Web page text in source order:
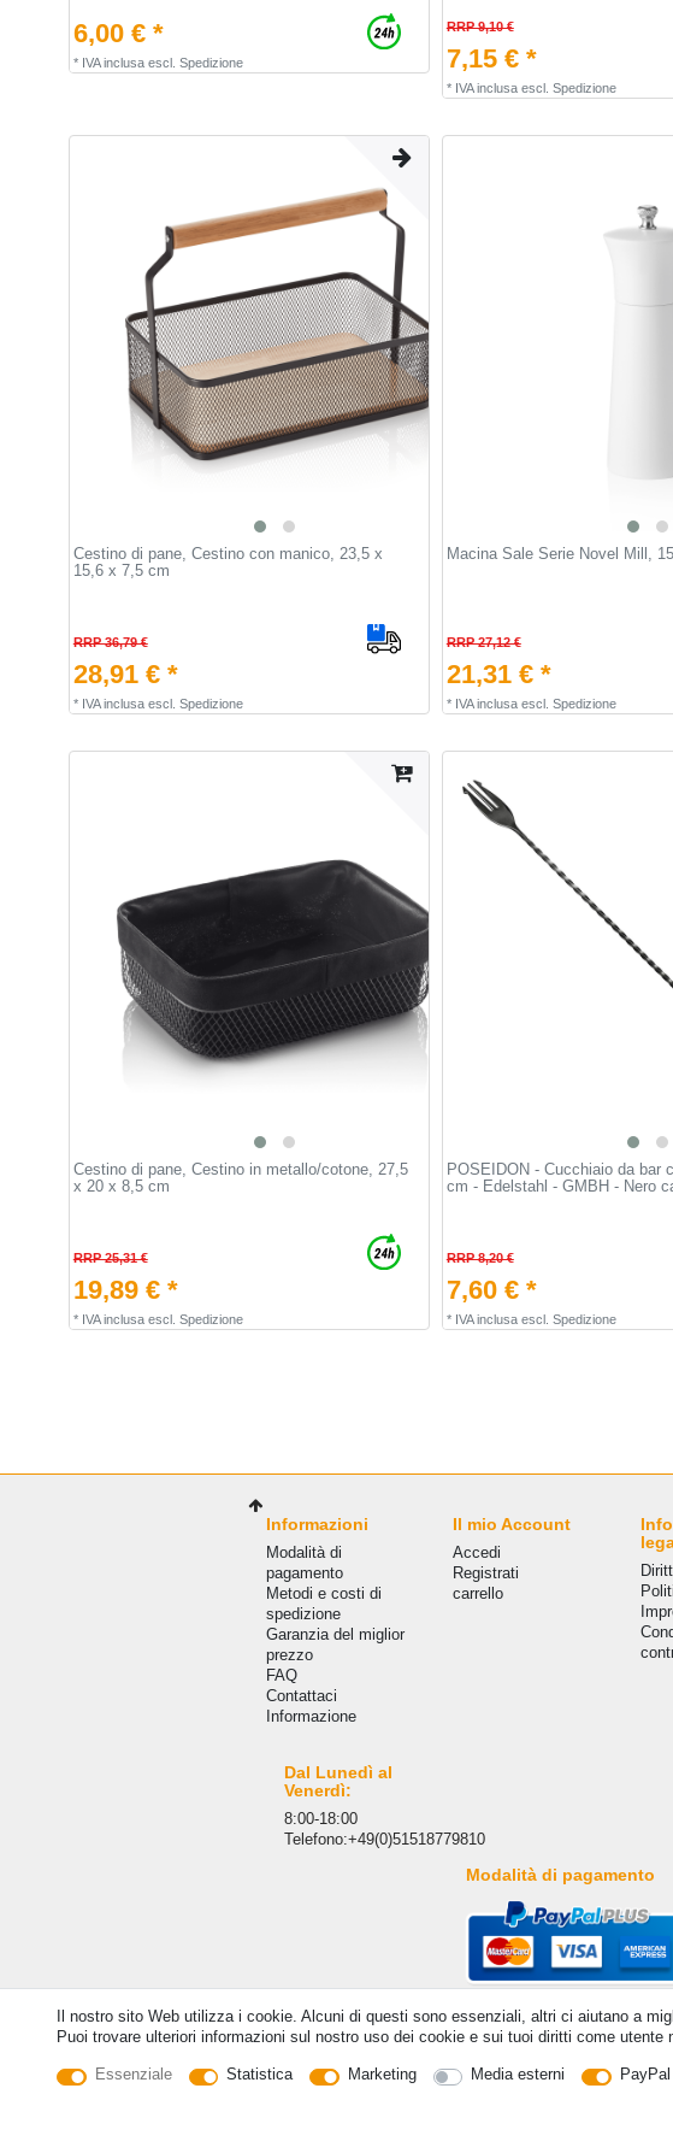
6,00 € *
* IVA inclusaescl. Spedizione
RRP 9,10 €
7,15 € *
* IVA inclusaescl. Spedizione
Cestino di pane, Cestino con manico, 23,5 x
15,6 x 7,5 cm
RRP 36,79 €
28,91 € *
* IVA inclusaescl. Spedizione
Macina Sale Serie Novel Mill,
RRP 27,12 €
21,31 € *
* IVA inclusaescl. Spedizione
Cestino di pane, Cestino in metallo/cotone, 27,5
x 20 x 8,5 cm
RRP 25,31 €
19,89 € *
* IVA inclusaescl. Spedizione
POSEIDON - Cucchiaio da bar
cm - Edelstahl - GMBH - Nero
RRP 8,20 €
7,60 € *
* IVA inclusaescl. Spedizione
Il nostro sito Web utilizza i cookie. Alcuni di questi sono essenziali, altri ci aiutano a
Puoi trovare ulteriori informazioni sul nostro uso dei cookie e sui tuoi diritti come utente
Essenziale Statistica Marketing Media esterni PayPal
Informazioni
Modalità di
pagamento
Metodi e costi di
spedizione
Garanzia del miglior
prezzo
FAQ
Сontattaci
Informazione
Il mio Account
Accedi
Registrati
carrello
Dal Lunedì al
Venerdì:
8:00-18:00
Telefono:+49(0)51518779810
Modalità di pagamento